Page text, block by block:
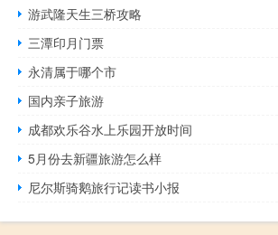
游武隆天生三桥攻略
三潭印月门票
永清属于哪个市
国内亲子旅游
成都欢乐谷水上乐园开放时间
5月份去新疆旅游怎么样
尼尔斯骑鹅旅行记读书小报